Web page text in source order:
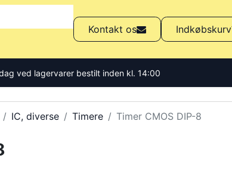
Kontakt os Indkøbskurv
ved lagervarer bestilt inden kl. 14:00
IC, diverse Timere Timer CMOS DIP-8